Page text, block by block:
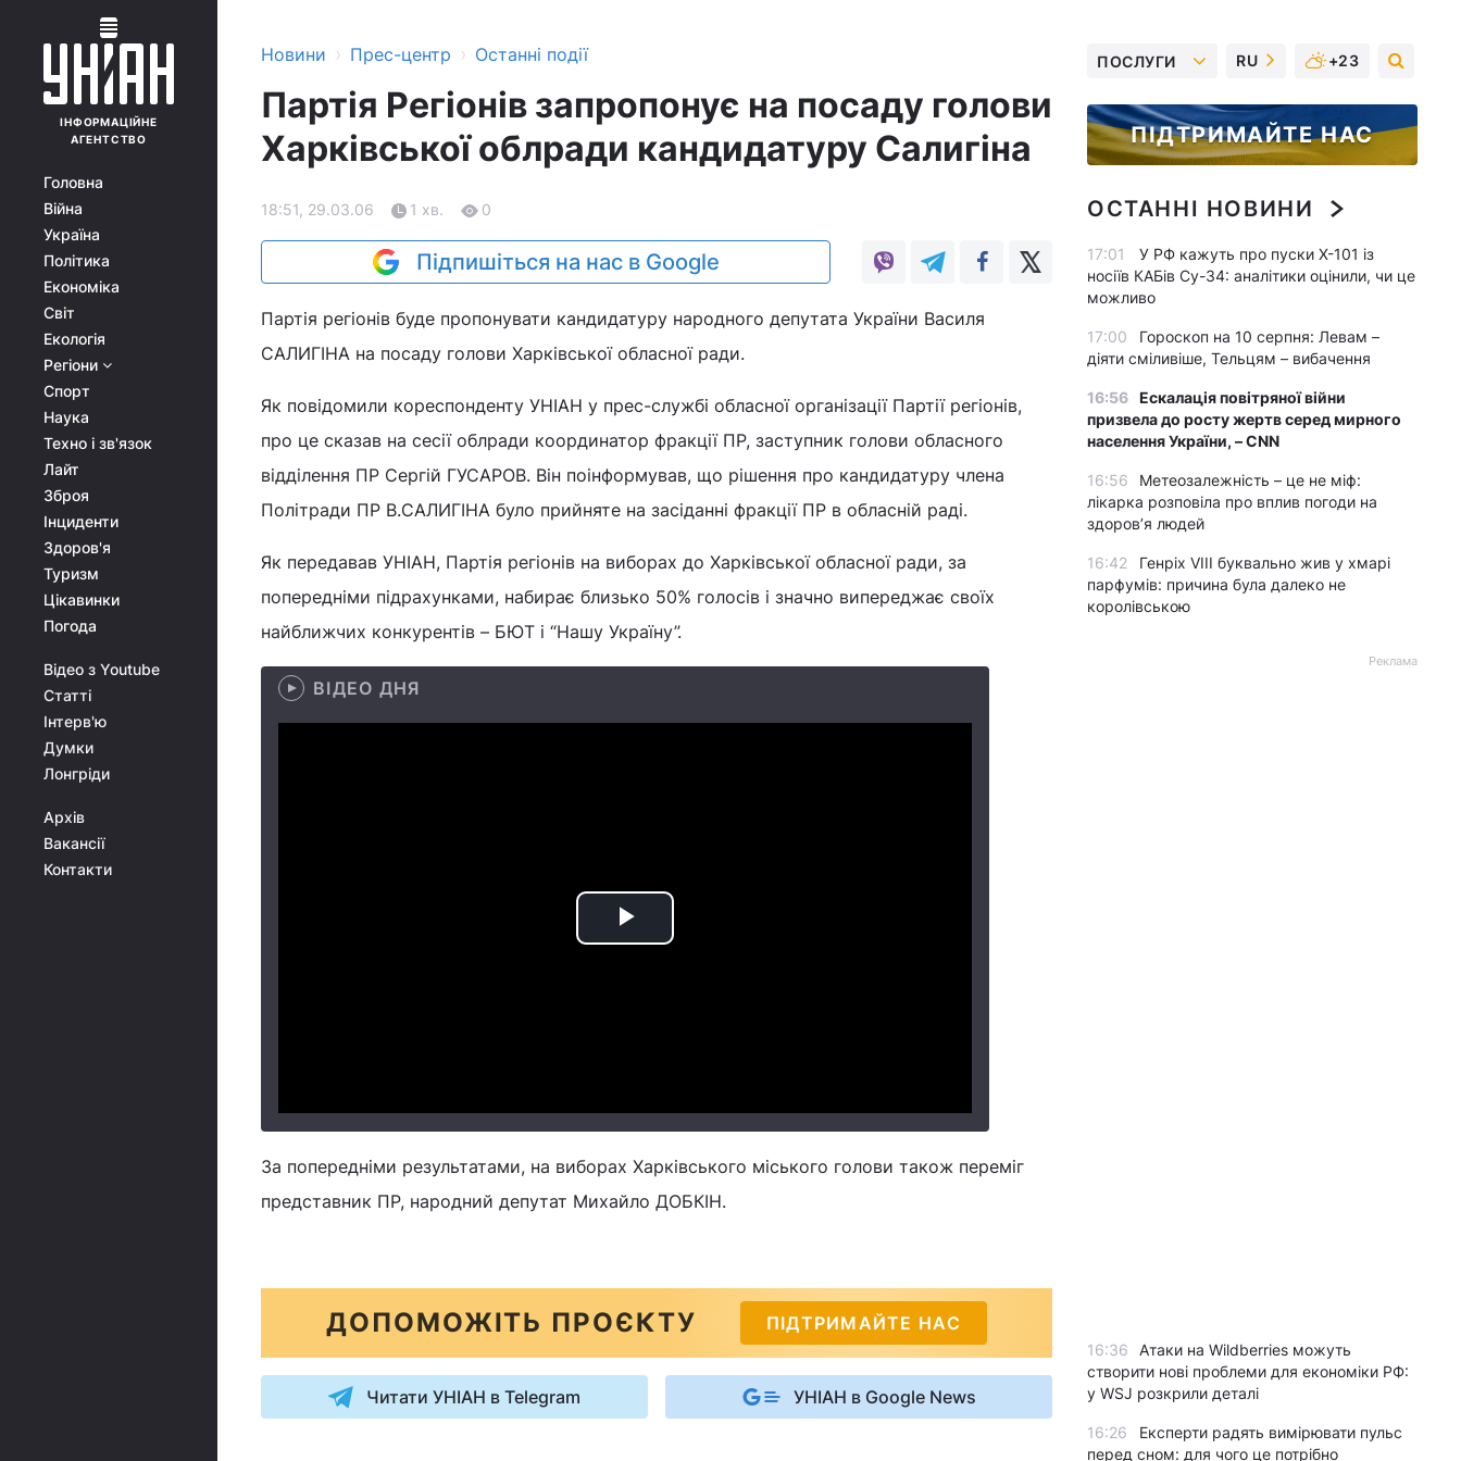
ІНФОРМАЦІЙНЕ
АГЕНТСТВО
Головна
Війна
Україна
Політика
Економіка
Світ
Екологія
Регіони
Спорт
Наука
Техно і зв'язок
Лайт
Зброя
Інциденти
Здоров'я
Туризм
Цікавинки
Погода
Відео з Youtube
Статті
Інтерв'ю
Думки
Лонгріди
Архів
Вакансії
Контакти
Новини › Прес-центр › Останні події
Партія Регіонів запропонує на посаду голови
Харківської облради кандидатуру Салигіна
18:51, 29.03.06 1 хв. 0
Підпишіться на нас в Google
Партія регіонів буде пропонувати кандидатуру народного депутата України Василя
САЛИГІНА на посаду голови Харківської обласної ради.
Як повідомили кореспонденту УНІАН у прес-службі обласної організації Партії регіонів,
про це сказав на сесії облради координатор фракції ПР, заступник голови обласного
відділення ПР Сергій ГУСАРОВ. Він поінформував, що рішення про кандидатуру члена
Політради ПР В.САЛИГІНА було прийняте на засіданні фракції ПР в обласній раді.
Як передавав УНІАН, Партія регіонів на виборах до Харківської обласної ради, за
попередніми підрахунками, набирає близько 50% голосів і значно випереджає своїх
найближчих конкурентів – БЮТ і “Нашу Україну”.
ВІДЕО ДНЯ
Play
За попередніми результатами, на виборах Харківського міського голови також переміг
представник ПР, народний депутат Михайло ДОБКІН.
ДОПОМОЖІТЬ ПРОЄКТУ ПІДТРИМАЙТЕ НАС
Читати УНІАН в Telegram УНІАН в Google News
ПОСЛУГИ RU +23
ПІДТРИМАЙТЕ НАС
ОСТАННІ НОВИНИ
17:01
У РФ кажуть про пуски Х-101 із
носіїв КАБів Су-34: аналітики оцінили, чи це
можливо
17:00
Гороскоп на 10 серпня: Левам –
діяти сміливіше, Тельцям – вибачення
16:56 Ескалація повітряної війни
призвела до росту жертв серед мирного
населення України, – CNN
16:56
Метеозалежність – це не міф:
лікарка розповіла про вплив погоди на
здоров’я людей
16:42
Генріх VIII буквально жив у хмарі
парфумів: причина була далеко не
королівською
Реклама
16:36
Атаки на Wildberries можуть
створити нові проблеми для економіки РФ:
у WSJ розкрили деталі
16:26
Експерти радять вимірювати пульс
перед сном: для чого це потрібно